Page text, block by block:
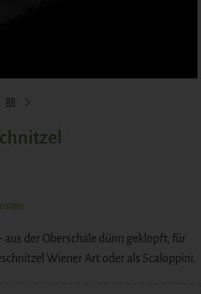
aus der Oberschale dünn geklopft, für
Wiener Art oder als Scaloppini.